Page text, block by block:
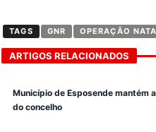
TAGS GNR OPERAÇÃO
ARTIGOS RELACIONADOS
Município de Esposende mantém
do concelho